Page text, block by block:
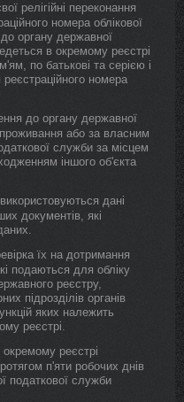
релігійні переконання
номера облікової
органу державної
в окремому реєстрі
по батькові та серією і
номера
до органу державної
або за власним
служби за місцем
іншого об'єкта
дані
документів, які
їх на дотримання
подаються для обліку
реєстру,
підрозділів органів
яких належить
реєстрі.
окремому реєстрі
п'яти робочих днів
податкової служби